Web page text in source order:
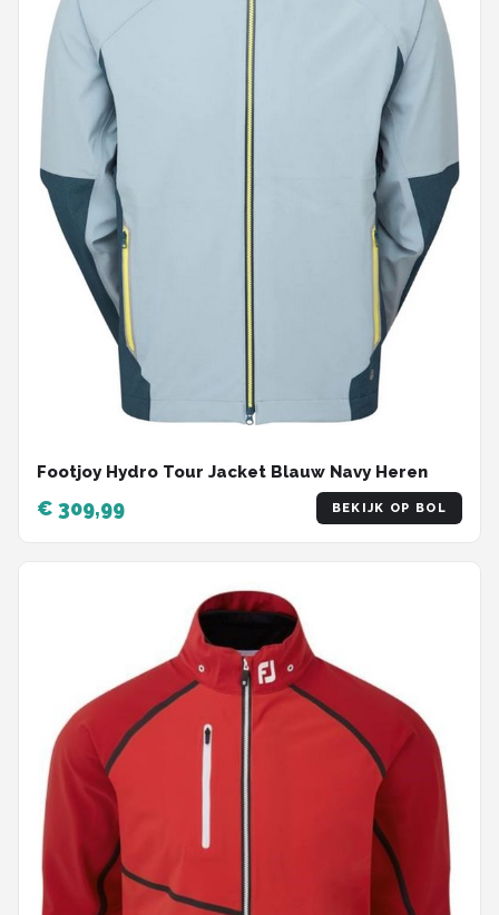
Footjoy Hydro Tour Jacket Blauw Navy Heren
€ 309,99 BEKIJK OP BOL